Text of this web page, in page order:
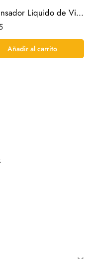
Dispensador Liquido de Vidrio 8 Litros
Añadir al carrito